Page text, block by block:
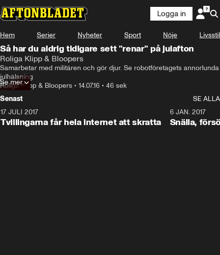
Logga in
Hem Serier Nyheter Sport Nöje Livsstil
Så har du aldrig tidigare sett "renar" på julafton
Roliga Klipp & Bloopers
Samarbetar med militären och gör djur. Se robotföretagets annorlunda
julhälsning
Roliga Klipp & Bloopers • 14.07.16 • 46 sek
Se mer
Senast
SE ALLA
17 JULI 2017
Tvillingarna får hela internet att skratta
6 JAN. 2017
Snälla,